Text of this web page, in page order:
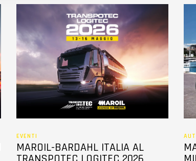
EVENTI
MAROIL-BARDAHL ITALIA AL